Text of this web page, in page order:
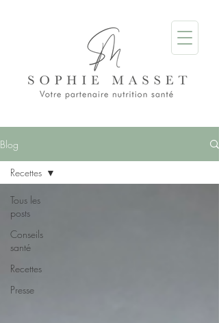
Blog
Tous les
posts
Conseils
santé
Recettes
Presse
Recettes